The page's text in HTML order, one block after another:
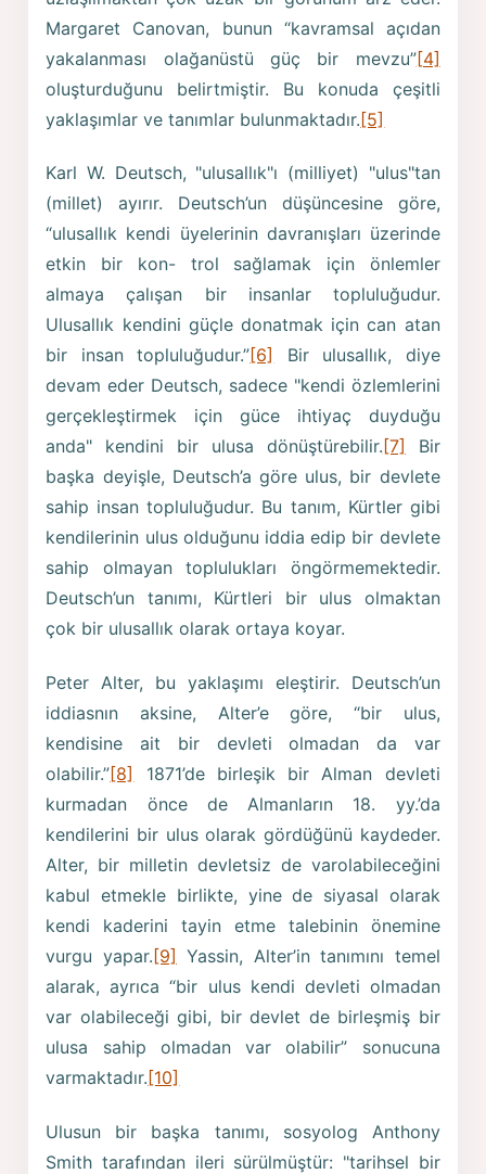
Margaret Canovan, bunun “kavramsal açıdan
yakalanması olağanüstü güç bir mevzu”[4]
oluşturduğunu belirtmiştir. Bu konuda çeşitli
yaklaşımlar ve tanımlar bulunmaktadır.[5]
Karl W. Deutsch, "ulusallık"ı (milliyet) "ulus"tan
(millet) ayırır. Deutsch’un düşüncesine göre,
“ulusallık kendi üyelerinin davranışları üzerinde
etkin bir kon- trol sağlamak için önlemler
almaya çalışan bir insanlar topluluğudur.
Ulusallık kendini güçle donatmak için can atan
bir insan topluluğudur.”[6]
Bir ulusallık, diye
devam eder Deutsch, sadece "kendi özlemlerini
gerçekleştirmek için güce ihtiyaç duyduğu
anda" kendini bir ulusa dönüştürebilir. [7]
Bir
başka deyişle, Deutsch’a göre ulus, bir devlete
sahip insan topluluğudur. Bu tanım, Kürtler gibi
kendilerinin ulus olduğunu iddia edip bir devlete
sahip olmayan toplulukları öngörmemektedir.
Deutsch’un tanımı, Kürtleri bir ulus olmaktan
çok bir ulusallık olarak ortaya koyar.
Peter Alter, bu yaklaşımı eleştirir. Deutsch’un
iddiasnın aksine, Alter’e göre, “bir ulus,
kendisine ait bir devleti olmadan da var
olabilir.”[8]
1871’de birleşik bir Alman devleti
kurmadan önce de Almanların 18. yy.’da
kendilerini bir ulus olarak gördüğünü kaydeder.
Alter, bir milletin devletsiz de varolabileceğini
kabul etmekle birlikte, yine de siyasal olarak
kendi kaderini tayin etme talebinin önemine
vurgu yapar. [9] Yassin, Alter’in tanımını temel
alarak, ayrıca “bir ulus kendi devleti olmadan
var olabileceği gibi, bir devlet de birleşmiş bir
ulusa sahip olmadan var olabilir” sonucuna
varmaktadır. [10]
Ulusun bir başka tanımı, sosyolog Anthony
Smith tarafından ileri sürülmüştür: "tarihsel bir